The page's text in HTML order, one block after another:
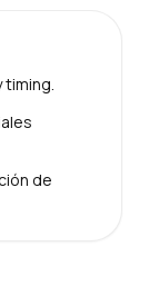
de